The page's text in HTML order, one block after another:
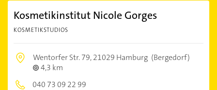
Kosmetikinstitut Nicole Gorges
KOSMETIKSTUDIOS
Wentorfer Str. 79,21029 Hamburg (Bergedorf)
4,3 km
040 73 09 22 99